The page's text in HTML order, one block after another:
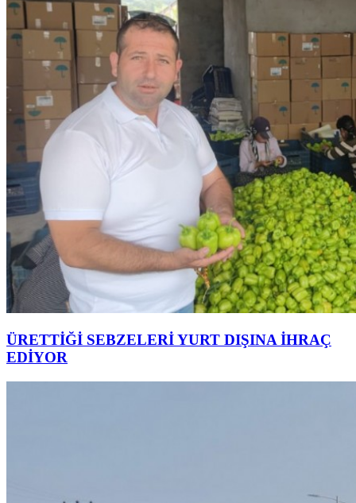
ÜRETTİĞİ SEBZELERİ YURT DIŞINA İHRAÇ
EDİYOR